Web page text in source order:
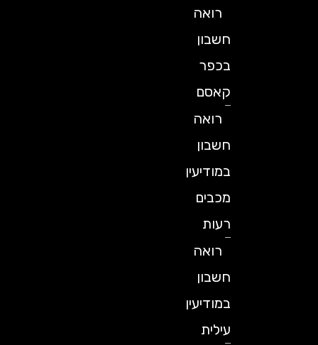
רואה
חשבון
בכפר
קאסם
רואה
חשבון
במודיעין
מכבים
רעות
רואה
חשבון
במודיעין
עילית